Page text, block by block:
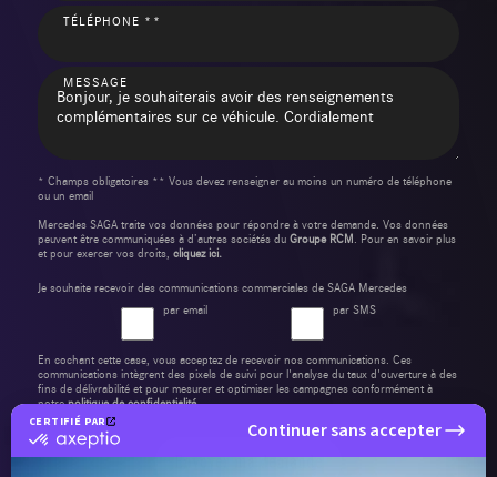
CERTIFIÉ PAR
certifié
Continuer sans accepter
TÉLÉPHONE **
MESSAGE
* Champs obligatoires ** Vous devez renseigner au moins un numéro de téléphone
ou un email
Mercedes SAGA traite vos données pour répondre à votre demande. Vos données
peuvent être communiquées à d’autres sociétés du Groupe RCM . Pour en savoir plus
et pour exercer vos droits, cliquez ici.
Je souhaite recevoir des communications commerciales de SAGA Mercedes
par email
par SMS
En cochant cette case, vous acceptez de recevoir nos communications. Ces
communications intègrent des pixels de suivi pour l'analyse du taux d'ouverture à des
fins de délivrabilité et pour mesurer et optimiser les campagnes conformément à
notrepolitique de confidentialité.
Envoyer ma demande